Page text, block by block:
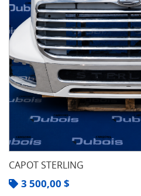
CAPOT STERLING
3 500,00 $